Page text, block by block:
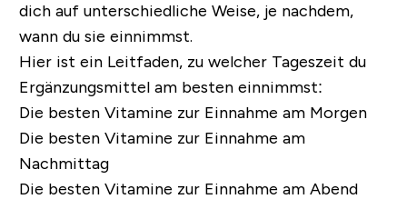
dich auf unterschiedliche Weise, je nachdem,
wann du sie einnimmst.
Hier ist ein Leitfaden, zu welcher Tageszeit du
Ergänzungsmittel am besten einnimmst:
Die besten Vitamine zur Einnahme am Morgen
Die besten Vitamine zur Einnahme am
Nachmittag
Die besten Vitamine zur Einnahme am Abend